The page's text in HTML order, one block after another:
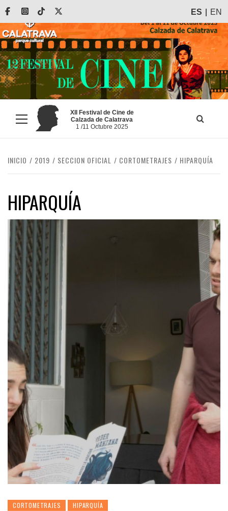
Saltar
contenido
FacebookInstagram
Tiktok ES EN
Menú
principal
XII Festival de Cine de
Calzada de Calatrava
1 /11 Octubre 2025
INICIO 2019 SECCION OFICIAL CORTOMETRAJES HIPARQUÍA
HIPARQUÍA
CORTOMETRAJES HIPARQUÍA